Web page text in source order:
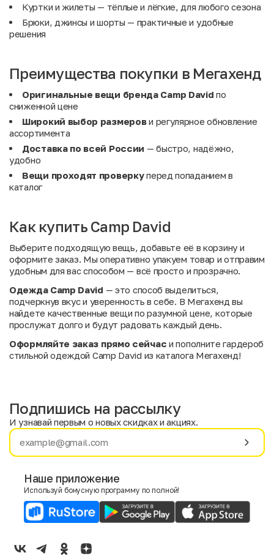
Куртки и жилеты — тёплые и лёгкие, для любого сезона
Брюки, джинсы и шорты — практичные и удобные
решения
Преимущества покупки в Мегахенд
Оригинальные вещи бренда Camp David по
сниженной цене
Широкий выбор размерови регулярное обновление
ассортимента
Доставка по всей России — быстро, надёжно,
удобно
Вещи проходят проверкуперед попаданием в
каталог
Как купить Camp David
Выберите подходящую вещь, добавьте её в корзину и
оформите заказ. Мы оперативно упакуем товар и отправим
удобным для вас способом — всё просто и прозрачно.
Одежда Camp David — это способ выделиться,
подчеркнув вкус и уверенность в себе. В Мегахенд вы
найдете качественные вещи по разумной цене, которые
прослужат долго и будут радовать каждый день.
Оформляйте заказ прямо сейчас и пополните гардероб
стильной одеждой Camp David из каталога Мегахенд!
Имя
E-mail
Подпишись на рассылку
И узнавай первым о новых скидках и акциях.
Наше приложение
Используй бонусную программу по полной!